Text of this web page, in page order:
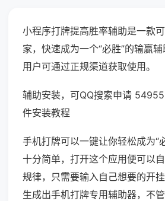
小程序打牌提高胜率辅助是一款
家，快速成为一个“必胜”的输赢
用户可通过正规渠道获取使用。
辅助安装，可QQ搜索申请
件安装教程
手机打牌可以一键让你轻松成为“
十分简单，打开这个应用便可以
规律，只需要输入自己想要的开
生成出手机打牌专用辅助器，不